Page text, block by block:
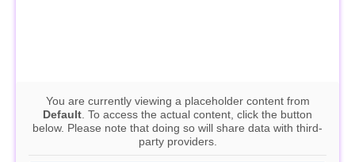
You are currently viewing a placeholder content from
Default . To access the actual content, click the button
below. Please note that doing so will share data with third-
party providers.